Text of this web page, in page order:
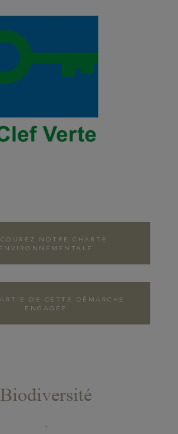
NOTRE CHARTE
ENVIRONNEMENTALE
DE CETTE DÉMARCHE
ENGAGÉE
Biodiversité
.
LIGUE